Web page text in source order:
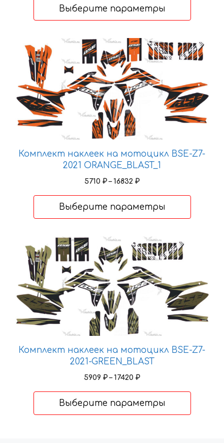
–
Выберите параметры
Комплект наклеек на мотоцикл BSE-Z7-
2021 ORANGE_BLAST_1
5710 ₽ – 16832 ₽Диапазон
–
Выберите параметры
Этот
товар
имеет
несколько
вариаций.
Опции
можно
странице
Комплект наклеек на мотоцикл BSE-Z7-
2021-GREEN_BLAST
5909 ₽ – 17420 ₽Диапазон
–
Выберите параметры
товар
имеет
несколько
вариаций.
Опции
можно
странице